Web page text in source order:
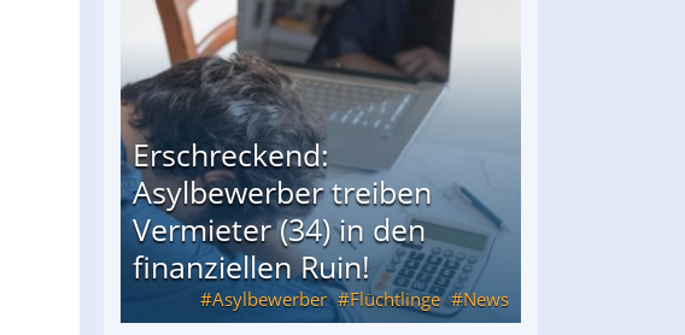
Erschreckend:
Asylbewerber treiben
Vermieter (34) in den
finanziellen Ruin!
Asylbewerber Flüchtlinge News